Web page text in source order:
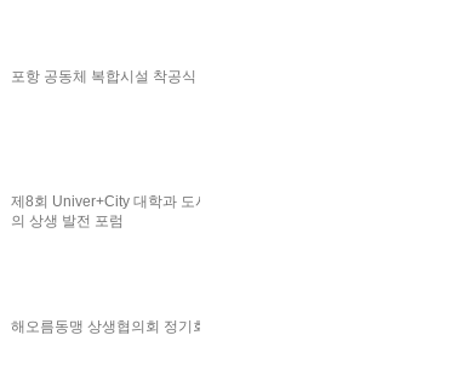
포항 공동체 복합시설 착공식
제8회 Univer+City 대학과 도시
의 상생 발전 포럼
해오름동맹 상생협의회 정기회